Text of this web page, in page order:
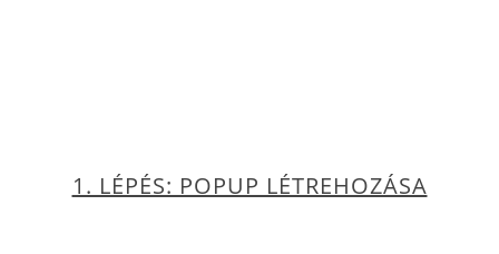
1. LÉPÉS: POPUP LÉTREHOZÁSA